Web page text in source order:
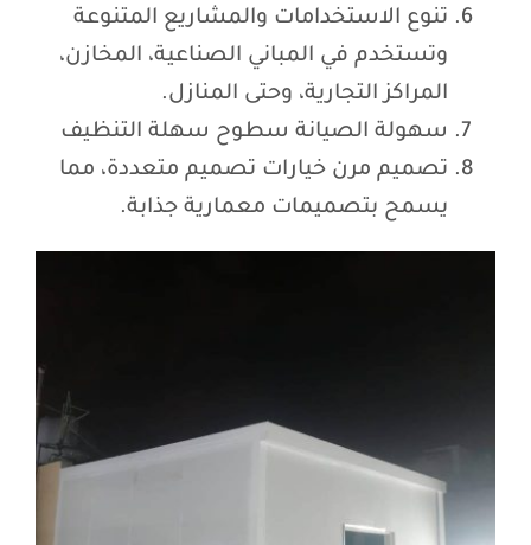
تنوع الاستخدامات والمشاريع المتنوعة
وتستخدم في المباني الصناعية، المخازن،
المراكز التجارية، وحتى المنازل.
سهولة الصيانة سطوح سهلة التنظيف
تصميم مرن خيارات تصميم متعددة، مما
يسمح بتصميمات معمارية جذابة.